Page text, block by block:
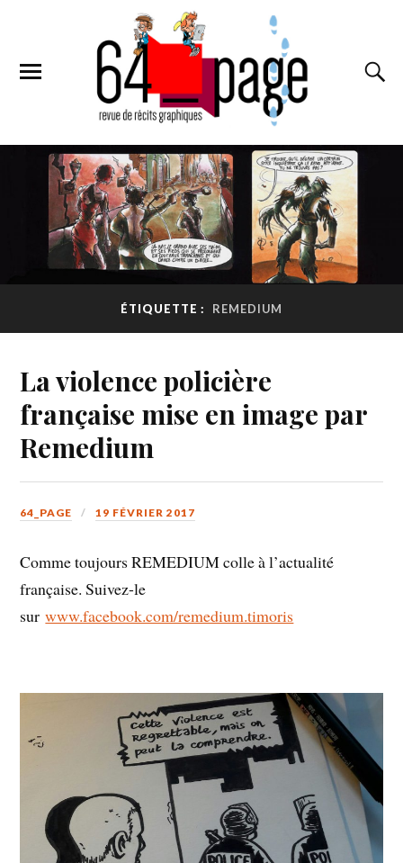
ÉTIQUETTE : REMEDIUM
La violence policière
française mise en image par
Remedium
64_PAGE 19 FÉVRIER 2017
Comme toujours REMEDIUM colle à l’actualité
française. Suivez-le
surwww.facebook.com/remedium.timoris